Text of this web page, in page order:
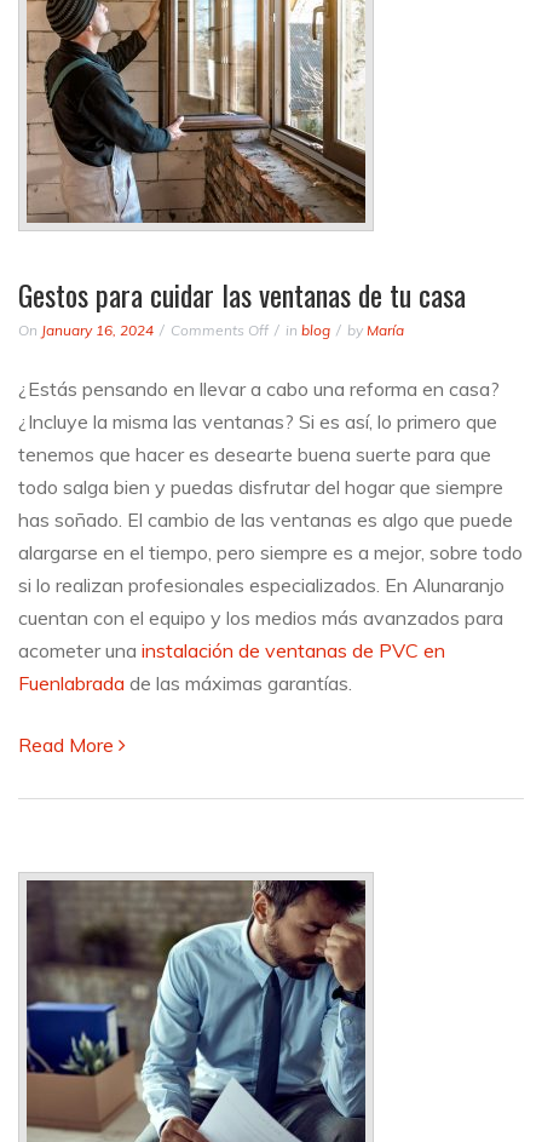
Gestos para cuidar las ventanas de tu casa
On January 16, 2024 Comments Offon
cuidar
las
ventanas
tu
casa
in blog by María
¿Estás pensando en llevar a cabo una reforma en casa?
¿Incluye la misma las ventanas? Si es así, lo primero que
tenemos que hacer es desearte buena suerte para que
todo salga bien y puedas disfrutar del hogar que siempre
has soñado. El cambio de las ventanas es algo que puede
alargarse en el tiempo, pero siempre es a mejor, sobre todo
si lo realizan profesionales especializados. En Alunaranjo
cuentan con el equipo y los medios más avanzados para
acometer una instalación de ventanas de PVC en
Fuenlabrada de las máximas garantías.
Read More